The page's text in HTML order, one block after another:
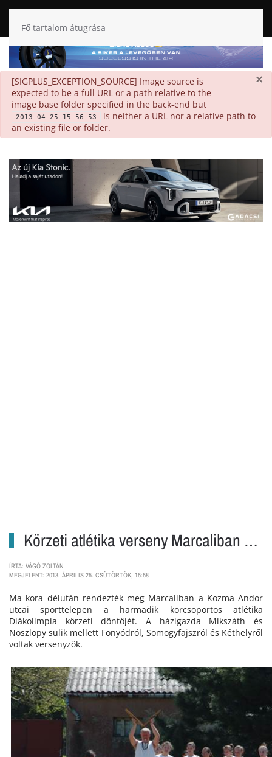
Fő tartalom átugrása
×
danger
[SIGPLUS_EXCEPTION_SOURCE] Image source is
expected to be a full URL or a path relative to the
image base folder specified in the back-end but
2013-04-25-15-56-53
is neither a URL nor a relative path to
an existing file or folder.
Körzeti atlétika verseny Marcaliban …
ÍRTA: VÁGÓ ZOLTÁN
MEGJELENT: 2013. ÁPRILIS 25. CSÜTÖRTÖK, 15:58
Ma kora délután rendezték meg Marcaliban a Kozma Andor
utcai sporttelepen a harmadik korcsoportos atlétika
Diákolimpia körzeti döntőjét. A házigazda Mikszáth és
Noszlopy sulik mellett Fonyódról, Somogyfajszról és Kéthelyről
voltak versenyzők.